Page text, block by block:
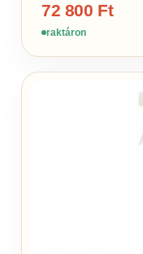
72 800 Ft
raktáron